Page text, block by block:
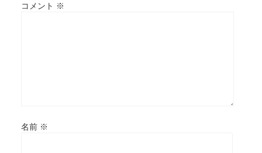
コメント ※
名前 ※